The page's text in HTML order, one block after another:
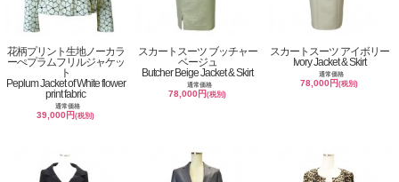
花柄プリント生地ノーカラ
ーぺプラムフリルジャケッ
ト
Peplum Jacket of White flower
print fabric
通常価格
39,000円(税別)
スカートスーツ ブッチャー
ベージュ
Butcher Beige Jacket & Skirt
通常価格
78,000円(税別)
スカートスーツ アイボリー
Ivory Jacket & Skirt
通常価格
78,000円(税別)